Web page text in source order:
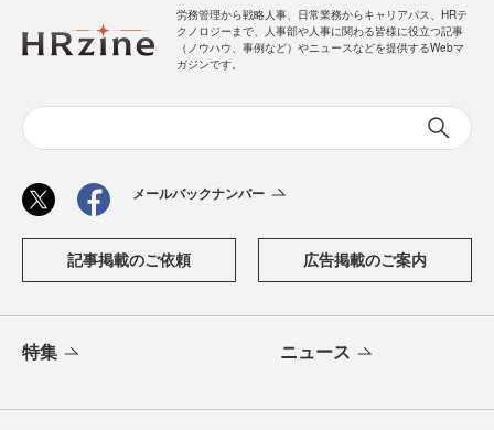
労務管理から戦略人事、日常業務からキャリアパス、HRテ
クノロジーまで、人事部や人事に関わる皆様に役立つ記事
（ノウハウ、事例など）やニュースなどを提供するWebマ
ガジンです。
メールバックナンバー
記事掲載のご依頼 広告掲載のご案内
特集 ニュース